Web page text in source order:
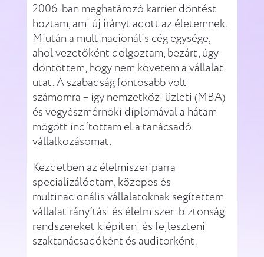
2006-ban meghatározó karrier döntést
hoztam, ami új irányt adott az életemnek.
Miután a multinacionális cég egysége,
ahol vezetőként dolgoztam, bezárt, úgy
döntöttem, hogy nem követem a vállalati
utat. A szabadság fontosabb volt
számomra – így nemzetközi üzleti (MBA)
és vegyészmérnöki diplomával a hátam
mögött indítottam el a tanácsadói
vállalkozásomat.
Kezdetben az élelmiszeriparra
specializálódtam, közepes és
multinacionális vállalatoknak segítettem
vállalatirányítási és élelmiszer-biztonsági
rendszereket kiépíteni és fejleszteni
szaktanácsadóként és auditorként.